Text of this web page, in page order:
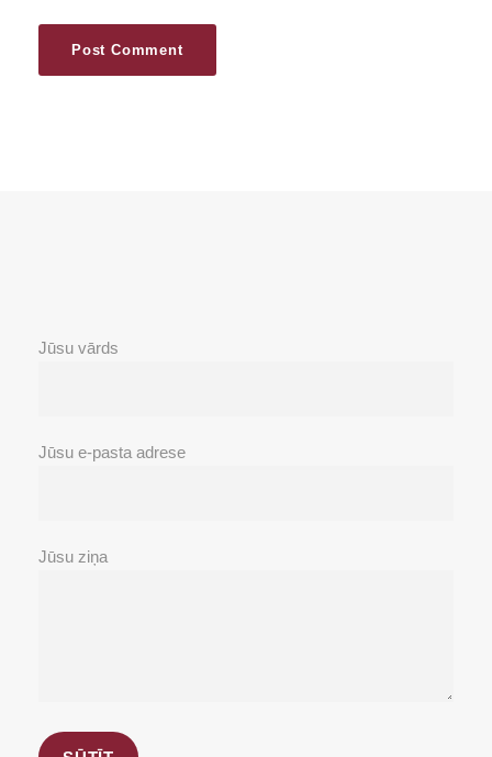
Jūsu vārds
Jūsu e-pasta adrese
Jūsu ziņa